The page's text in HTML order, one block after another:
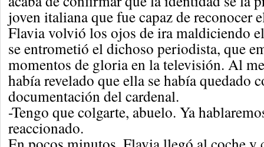
joven italiana que fue capaz de reconocer
Flavia volvió los ojos de ira maldiciendo
se entrometió el dichoso periodista, que
momentos de gloria en la televisión. Al
había revelado que ella se había quedado
documentación del cardenal.
-Tengo que colgarte, abuelo. Ya
reaccionado.